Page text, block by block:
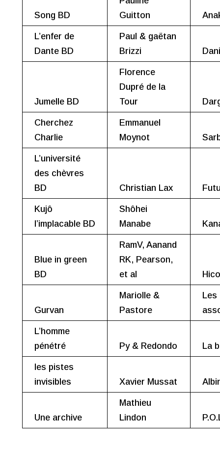
Song BD
Guitton
L’enfer de
Dante BD
Paul & gaëtan
Brizzi
Jumelle BD
Florence
Dupré de la
Tour
Cherchez
Charlie
Emmanuel
Moynot
L’université
des chèvres
BD
Christian Lax
Kujô
l’implacable BD
Shôhei
Manabe
Blue in green
BD
RamV, Aanand
RK, Pearson,
et al
Gurvan
Mariolle &
Pastore
Les
L’homme
pénétré
Py & Redondo La
les pistes
invisibles
Xavier Mussat
Une archive
Mathieu
Lindon